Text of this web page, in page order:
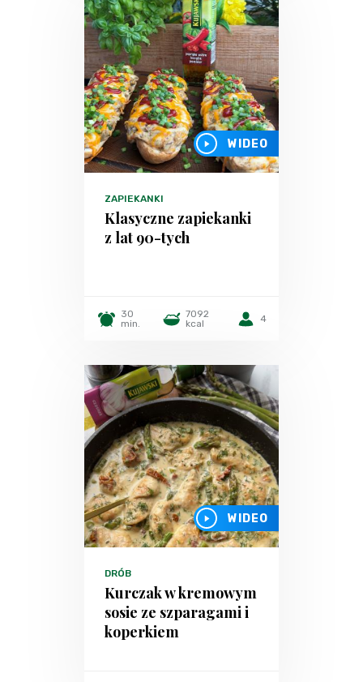
WIDEO
ZAPIEKANKI
Klasyczne zapiekanki
z lat 90-tych
30
min.
7092
kcal
4
WIDEO
DRÓB
Kurczak w kremowym
sosie ze szparagami i
koperkiem